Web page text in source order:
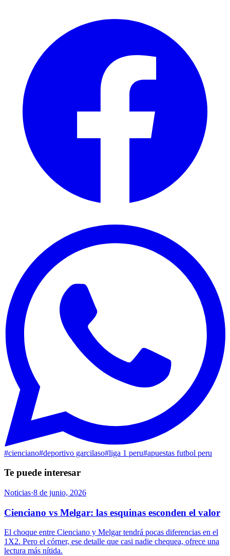
#cienciano#deportivo garcilaso#liga 1 peru#apuestas futbol peru
Te puede interesar
Noticias·8 de junio, 2026
Cienciano vs Melgar: las esquinas esconden el valor
El choque entre Cienciano y Melgar tendrá pocas diferencias en el
1X2. Pero el córner, ese detalle que casi nadie chequea, ofrece una
lectura más nítida.